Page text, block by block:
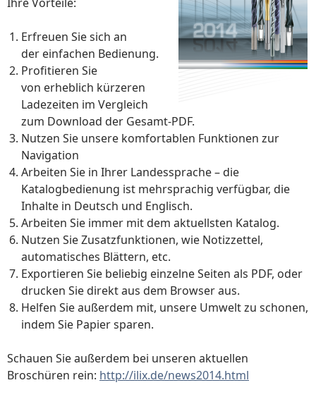
Erfreuen Sie sich an
der einfachen Bedienung.
Profitieren Sie
von erheblich kürzeren
Ladezeiten im Vergleich
zum Download der Gesamt-PDF.
Nutzen Sie unsere komfortablen Funktionen zur
Navigation
Arbeiten Sie in Ihrer Landessprache – die
Katalogbedienung ist mehrsprachig verfügbar, die
Inhalte in Deutsch und Englisch.
Arbeiten Sie immer mit dem aktuellsten Katalog.
Nutzen Sie Zusatzfunktionen, wie Notizzettel,
automatisches Blättern, etc.
Exportieren Sie beliebig einzelne Seiten als PDF, oder
drucken Sie direkt aus dem Browser aus.
Helfen Sie außerdem mit, unsere Umwelt zu schonen,
indem Sie Papier sparen.
Schauen Sie außerdem bei unseren aktuellen
Broschüren rein: http://ilix.de/news2014.html